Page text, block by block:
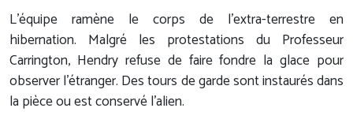
L'équipe ramène le corps de l'extra-terrestre en
hibernation. Malgré les protestations du Professeur
Carrington, Hendry refuse de faire fondre la glace pour
observer l'étranger. Des tours de garde sont instaurés dans
la pièce ou est conservé l'alien.